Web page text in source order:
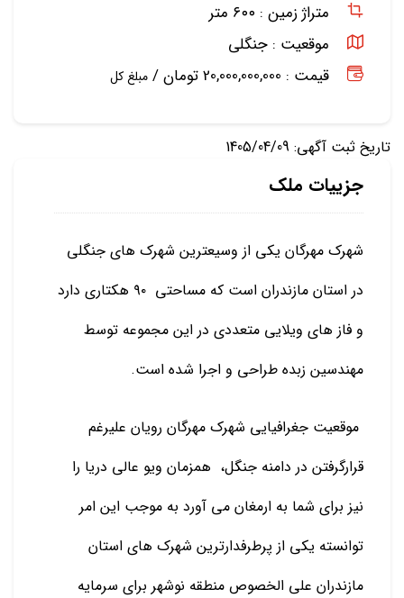
متراژ زمین : ۶۰۰ متر
موقعیت : جنگلی
قیمت : 20,000,000,000 تومان /
مبلغ کل
تاریخ ثبت آگهی: 1405/04/09
جزییات ملک
شهرک مهرگان یکی از وسیعترین شهرک های جنگلی
در استان مازندران است که مساحتی
۹۰ هکتاری دارد
و فاز های ویلایی متعددی در این مجموعه توسط
مهندسین زبده طراحی و اجرا شده است.
موقعیت جغرافیایی شهرک مهرگان رویان علیرغم
قرارگرفتن در دامنه جنگل، همزمان ویو عالی دریا را
نیز برای شما به ارمغان می آورد به موجب این امر
توانسته یکی از پرطرفدارترین شهرک های استان
مازندران علی الخصوص منطقه نوشهر برای سرمایه